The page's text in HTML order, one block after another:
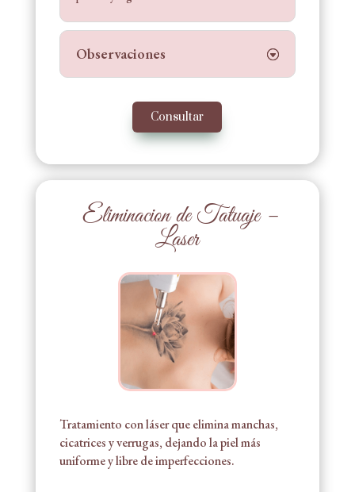
Observaciones
Consultar
Eliminacion de Tatuaje –
Laser
Tratamiento con láser que elimina manchas,
cicatrices y verrugas, dejando la piel más
uniforme y libre de imperfecciones.